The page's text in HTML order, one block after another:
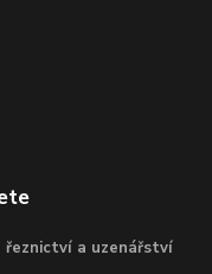
řeznictví a uzenářství